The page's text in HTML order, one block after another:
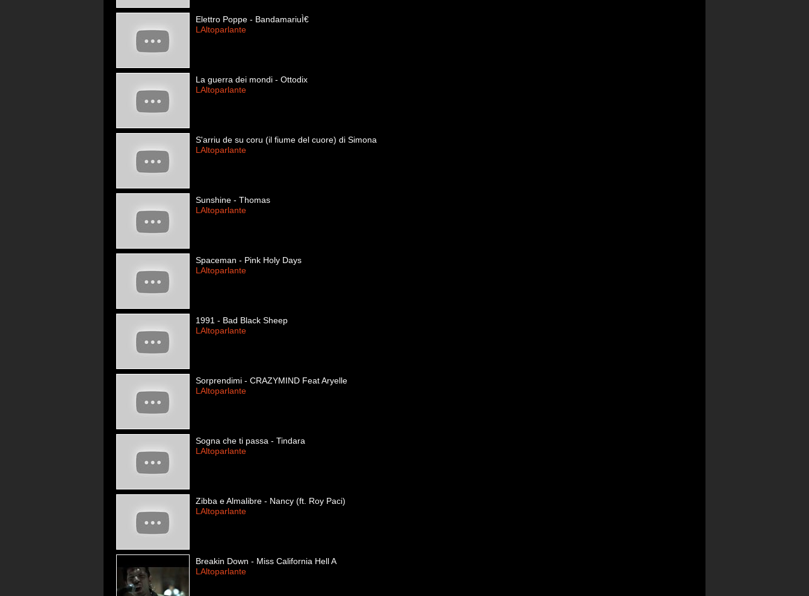
Elettro Poppe - BandamariuÌ€
LAltoparlante
La guerra dei mondi - Ottodix
LAltoparlante
S'arriu de su coru (il fiume del cuore) di Simona
LAltoparlante
Sunshine - Thomas
LAltoparlante
Spaceman - Pink Holy Days
LAltoparlante
1991 - Bad Black Sheep
LAltoparlante
Sorprendimi - CRAZYMIND Feat Aryelle
LAltoparlante
Sogna che ti passa - Tindara
LAltoparlante
Zibba e Almalibre - Nancy (ft. Roy Paci)
LAltoparlante
Breakin Down - Miss California Hell A
LAltoparlante